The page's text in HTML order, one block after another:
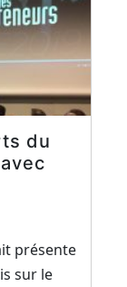
du
présente
sur le